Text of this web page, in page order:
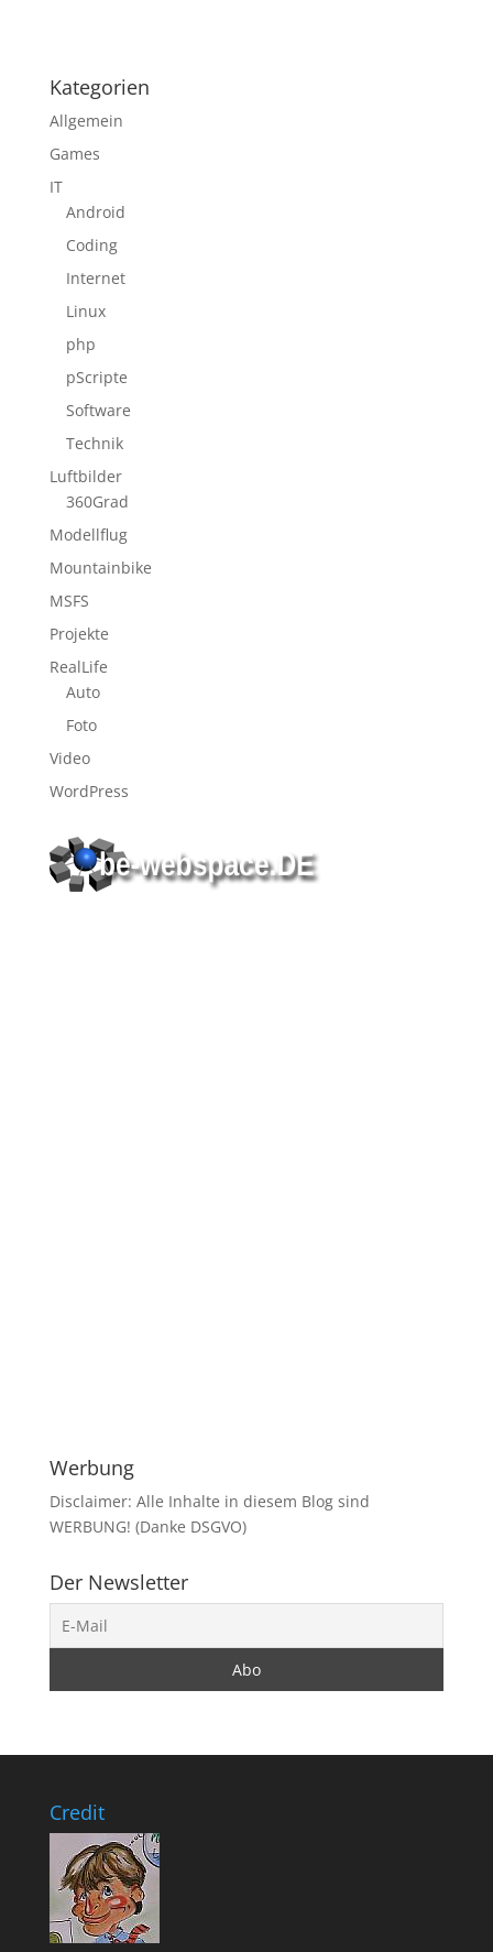
Kategorien
Allgemein
Games
IT
Android
Coding
Internet
Linux
php
pScripte
Software
Technik
Luftbilder
360Grad
Modellflug
Mountainbike
MSFS
Projekte
RealLife
Auto
Foto
Video
WordPress
Werbung
Disclaimer: Alle Inhalte in diesem Blog sind
WERBUNG! (Danke DSGVO)
Der Newsletter
Credit